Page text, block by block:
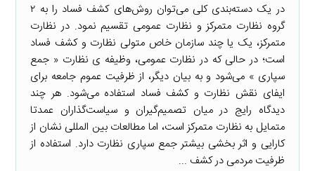
در یک دسته‌بندی کلی می‌توان روش‌های کشف فساد را به ۲
گروه نظارت متمرکز و نظارت عمومی تقسیم نمود. در نظارت
متمرکز، یک یا چند سازمان خاص متولی نظارت و کشف فساد
است؛ در حالی که در نظارت عمومی، وظیفه ی نظارت «‌ جمع
سپاری » می‌شود و به بیان دیگر، از ظرفیت عموم جامعه برای
ایفای نقش نظارت و کشف فساد استفاده می‌شود. هر چند
دیدگاه رایج در میان تصمیم‌گیران و سیاست‌گذاران عمدتا
متمایل به نظارت متمرکز است، اما مطالعات بین المللی نشان از
کارایی و اثر بخشی بیشتر جمع سپاری نظارت دارد. استفاده از
ظرفیت مردمی در کشف ...